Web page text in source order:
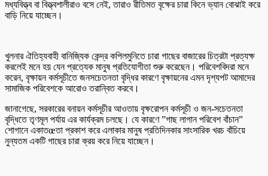
মধ্যবিত্ত্ব বা বিত্ত্বশালীরাও বসে নেই, তারাও রীতিমত বৃক্ষের চারা কিনে ভ্যান বোঝাই করে
বাড়ি নিয়ে যাচ্ছেন।
খুলনার ঐতিহ্যবাহী বানিজ্যিক কেন্দ্র কপিলমুনিতে চারা গাছের বাজারের চিত্রটা প্রত্যক্ষ
করলেই মনে হয় যেন প্রত্যেক মানুষ প্রতিযোগীতা শুরু করেছেন। পরিবেশবিদরা মনে
করেন, বৃক্ষায়ন কর্মসূচীতে জনসচেতনতা বৃদ্ধির কারণে বৃক্ষায়নের এমন দৃশ্যপট আমাদের
সামাজিক পরিবেশকে আরোও তরান্বিত করবে।
জানাগেছে, সরকারের বনায়ন কর্মসূচীর আওতায় বৃক্ষরোপন কর্মসূচী ও জন-সচেতনতা
বৃদ্ধিতে তৃণমূল পর্যায় এর কার্যক্রম চলছে। যে কারণে ”গাছ লাগান পরিবেশ বাঁচান”
শোগানে একাতœতা প্রকাশ করে এলাকার মানুষ প্রতিদিনকার সাংসারিক খরচ বাঁচিয়ে
নুন্যতম একটি গাছের চারা ক্রয় করে নিয়ে যাচ্ছেন।